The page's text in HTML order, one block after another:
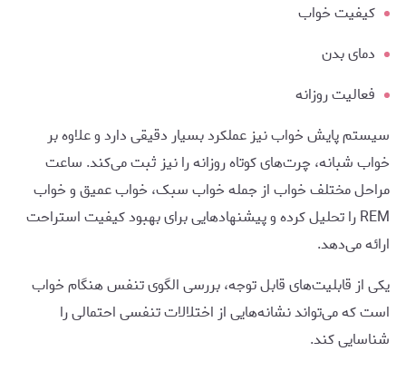
کیفیت خواب
دمای بدن
فعالیت روزانه
سیستم پایش خواب نیز عملکرد بسیار دقیقی دارد و علاوه بر
خواب شبانه، چرت‌های کوتاه روزانه را نیز ثبت می‌کند. ساعت
مراحل مختلف خواب از جمله خواب سبک، خواب عمیق و خواب
REM را تحلیل کرده و پیشنهادهایی برای بهبود کیفیت استراحت
ارائه می‌دهد.
یکی از قابلیت‌های قابل توجه، بررسی الگوی تنفس هنگام خواب
است که می‌تواند نشانه‌هایی از اختلالات تنفسی احتمالی را
شناسایی کند.